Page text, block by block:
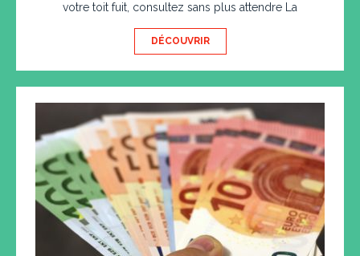
votre toit fuit, consultez sans plus attendre La
DÉCOUVRIR